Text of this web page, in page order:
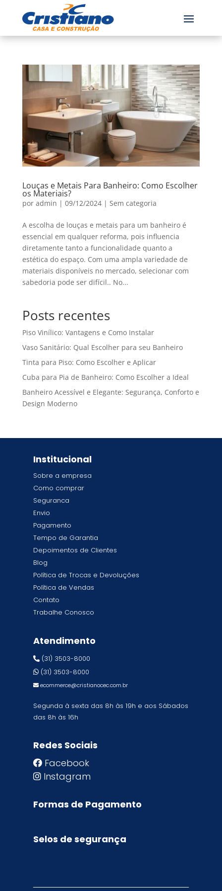
Louças e Metais Para Banheiro: Como Escolher
os Materiais?
por admin | 09/12/2024| Sem categoria
A escolha de louças e metais para um banheiro é
essencial em qualquer reforma, pois influencia
diretamente tanto a funcionalidade quanto a
estética do espaço. Com uma ampla variedade de
materiais disponíveis no mercado, selecionar com
sabedoria pode ser difícil.. No...
Posts recentes
Piso Vinílico: Vantagens e Como Instalar
Vaso Sanitário: Qual Escolher para seu Banheiro
Tinta para Piso: Como Escolher e Aplicar
Cuba para Pia de Banheiro: Como Escolher a Ideal
Banheiro Acessível e Elegante: Segurança, Conforto e
Design Moderno
Institucional
Sobre a empresa
Como comprar
Seguranca
Envio
Pagamento
Tempo de Garantia
Depoimentos de Clientes
Blog
Política de Trocas e Devoluções
Política de Vendas
Contato
Trabalhe Conosco
Atendimento
(31) 3503-8000
(31) 3503-8000
ecommerce@cristianocec.com.br
Segunda à sexta das 8h às 19h e aos Sábados
das 8h às 16h
Redes Sociais
Facebook
Instagram
Formas de Pagamento
Selos de segurança